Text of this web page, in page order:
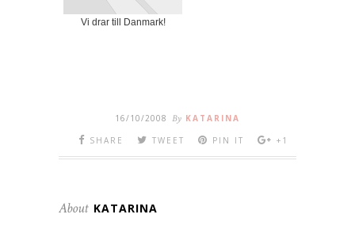
Vi drar till Danmark!
16/10/2008 By KATARINA
SHARE
TWEET PIN IT +1
About KATARINA